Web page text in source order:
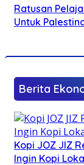
Ratusan
Untuk
Berita
Kopi JOZ JIZ
Ingin Kopi